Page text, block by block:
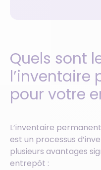
Quels sont
l’inventaire
pour votre
L’inventaire
est un processus
plusieurs avantages
entrepôt :